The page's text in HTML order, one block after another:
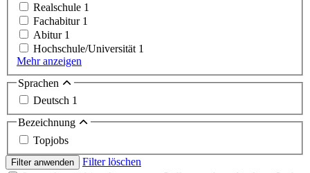
Realschule 1
Fachabitur 1
Abitur 1
Hochschule/Universität 1
Mehr anzeigen
Sprachen
Deutsch 1
Bezeichnung
Topjobs
Filter anwenden
Filter löschen